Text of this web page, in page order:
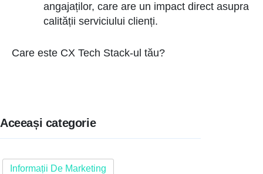
angajaților, care are un impact direct asupra
calității serviciului clienți.
Care este CX Tech Stack-ul tău?
Aceeași categorie
Informații De Marketing